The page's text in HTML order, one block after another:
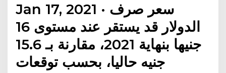
Jan 17, 2021 · سعر صرف
الدولار قد يستقر عند مستوى 16
جنيها بنهاية 2021، مقارنة بـ 15.6
جنيه حاليا، بحسب توقعات